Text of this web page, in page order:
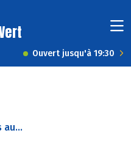
Ouvert jusqu'à 19:30
au...